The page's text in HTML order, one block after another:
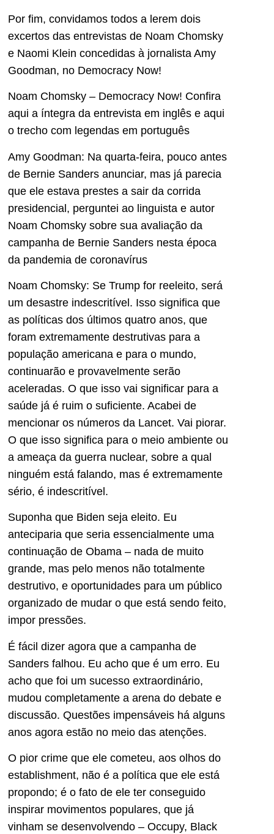
Por fim, convidamos todos a lerem dois
excertos das entrevistas de Noam Chomsky
e Naomi Klein concedidas à jornalista Amy
Goodman, no Democracy Now!
Noam Chomsky – Democracy Now! Confira
aqui a íntegra da entrevista em inglês e aqui
o trecho com legendas em português
Amy Goodman: Na quarta-feira, pouco antes
de Bernie Sanders anunciar, mas já parecia
que ele estava prestes a sair da corrida
presidencial, perguntei ao linguista e autor
Noam Chomsky sobre sua avaliação da
campanha de Bernie Sanders nesta época
da pandemia de coronavírus
Noam Chomsky: Se Trump for reeleito, será
um desastre indescritível. Isso significa que
as políticas dos últimos quatro anos, que
foram extremamente destrutivas para a
população americana e para o mundo,
continuarão e provavelmente serão
aceleradas. O que isso vai significar para a
saúde já é ruim o suficiente. Acabei de
mencionar os números da Lancet. Vai piorar.
O que isso significa para o meio ambiente ou
a ameaça da guerra nuclear, sobre a qual
ninguém está falando, mas é extremamente
sério, é indescritível.
Suponha que Biden seja eleito. Eu
anteciparia que seria essencialmente uma
continuação de Obama – nada de muito
grande, mas pelo menos não totalmente
destrutivo, e oportunidades para um público
organizado de mudar o que está sendo feito,
impor pressões.
É fácil dizer agora que a campanha de
Sanders falhou. Eu acho que é um erro. Eu
acho que foi um sucesso extraordinário,
mudou completamente a arena do debate e
discussão. Questões impensáveis há alguns
anos agora estão no meio das atenções.
O pior crime que ele cometeu, aos olhos do
establishment, não é a política que ele está
propondo; é o fato de ele ter conseguido
inspirar movimentos populares, que já
vinham se desenvolvendo – Occupy, Black